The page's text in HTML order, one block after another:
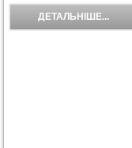
ДЕТАЛЬНІШЕ...